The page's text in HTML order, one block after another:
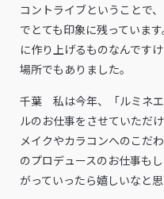
コントライブということで
でとても印象に残っていま
に作り上げるものなんです
場所でもありました。
千葉 私は今年、「ルミネ
ルのお仕事をさせていただ
メイクやカラコンへのこだ
のプロデュースのお仕事も
がっていったら嬉しいなと思